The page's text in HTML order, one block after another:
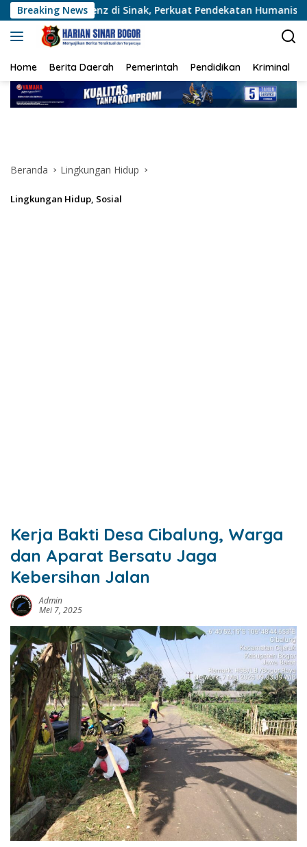
Langsung
ke
konten
Breaking News
di Sinak, Perkuat Pendekatan Humanis Bersama
Home Berita Daerah Pemerintah Pendidikan Kriminal
Beranda Lingkungan Hidup
Lingkungan Hidup, Sosial
Kerja Bakti Desa Cibalung, Warga
dan Aparat Bersatu Jaga
Kebersihan Jalan
Admin
Mei 7, 2025